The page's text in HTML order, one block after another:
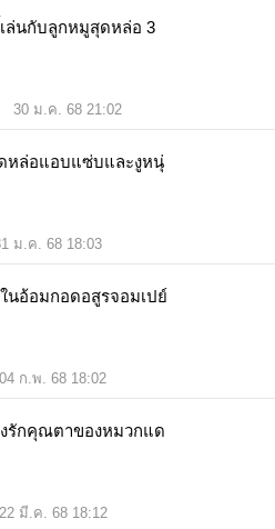
30 ม.ค. 68 21:02
ม.ค. 68 18:03
อในอ้อมกอดอสูรจอมเปย์
04 ก.พ. 68 18:02
22 มี.ค. 68 18:12